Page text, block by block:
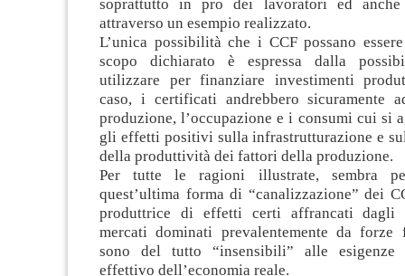
soprattutto in pro dei lavoratori ed anche
attraverso un esempio realizzato.
L’unica possibilità che i CCF possano
scopo dichiarato è espressa dalla
utilizzare per finanziare investimenti
caso, i certificati andrebbero sicuramente
produzione, l’occupazione e i consumi cui si
gli effetti positivi sulla infrastrutturazione e
della produttività dei fattori della produzione.
Per tutte le ragioni illustrate, sembra
quest’ultima forma di “canalizzazione” dei
produttrice di effetti certi affrancati
mercati dominati prevalentemente da forze
sono del tutto “insensibili” alle
effettivo dell’economia reale.